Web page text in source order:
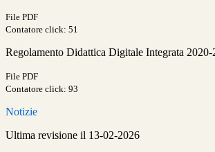
File PDF
Contatore click: 51
Regolamento Didattica Digitale Integrata
File PDF
Contatore click: 93
Notizie
Ultima revisione il 13-02-2026